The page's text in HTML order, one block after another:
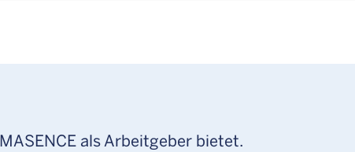
als Arbeitgeber bietet.